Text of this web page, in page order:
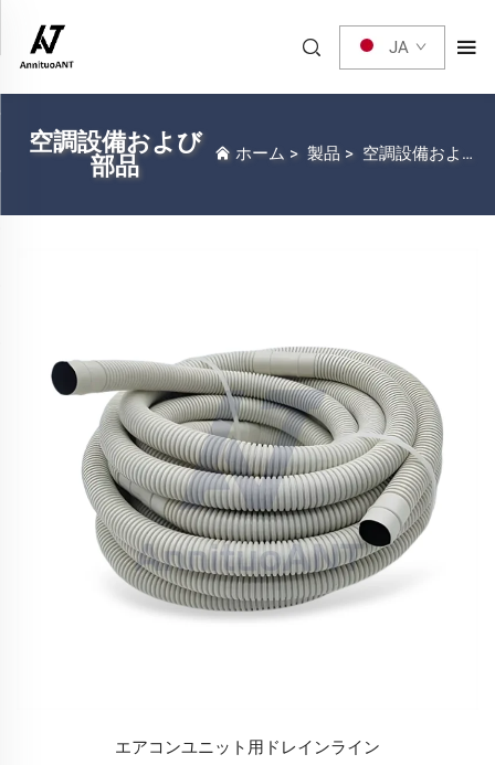
JA
空調設備および
部品
ホーム > 製品 > 空調設備および部品
エアコンユニット用ドレインライン